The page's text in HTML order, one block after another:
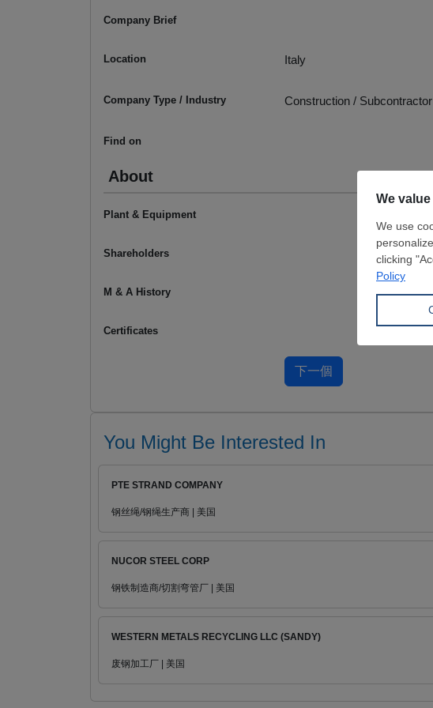
Company Brief
Location Italy
Company Type / Industry Construction / Subcontractor
Find on
About
Plant & Equipment
Shareholders
M & A History
Certificates
You Might Be Interested In
PTE STRAND COMPANY
钢丝绳/钢绳生产商 | 美国
NUCOR STEEL CORP
钢铁制造商/切割弯管厂 | 美国
WESTERN METALS RECYCLING LLC (SANDY)
废钢加工厂 | 美国